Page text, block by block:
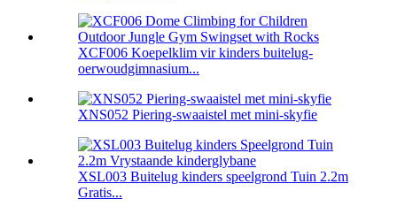
XCF006 Koepelklim vir kinders buitelug-
oerwoudgimnasium...
XNS052 Piering-swaaistel met mini-skyfie
XSL003 Buitelug kinders speelgrond Tuin 2.2m
Gratis...